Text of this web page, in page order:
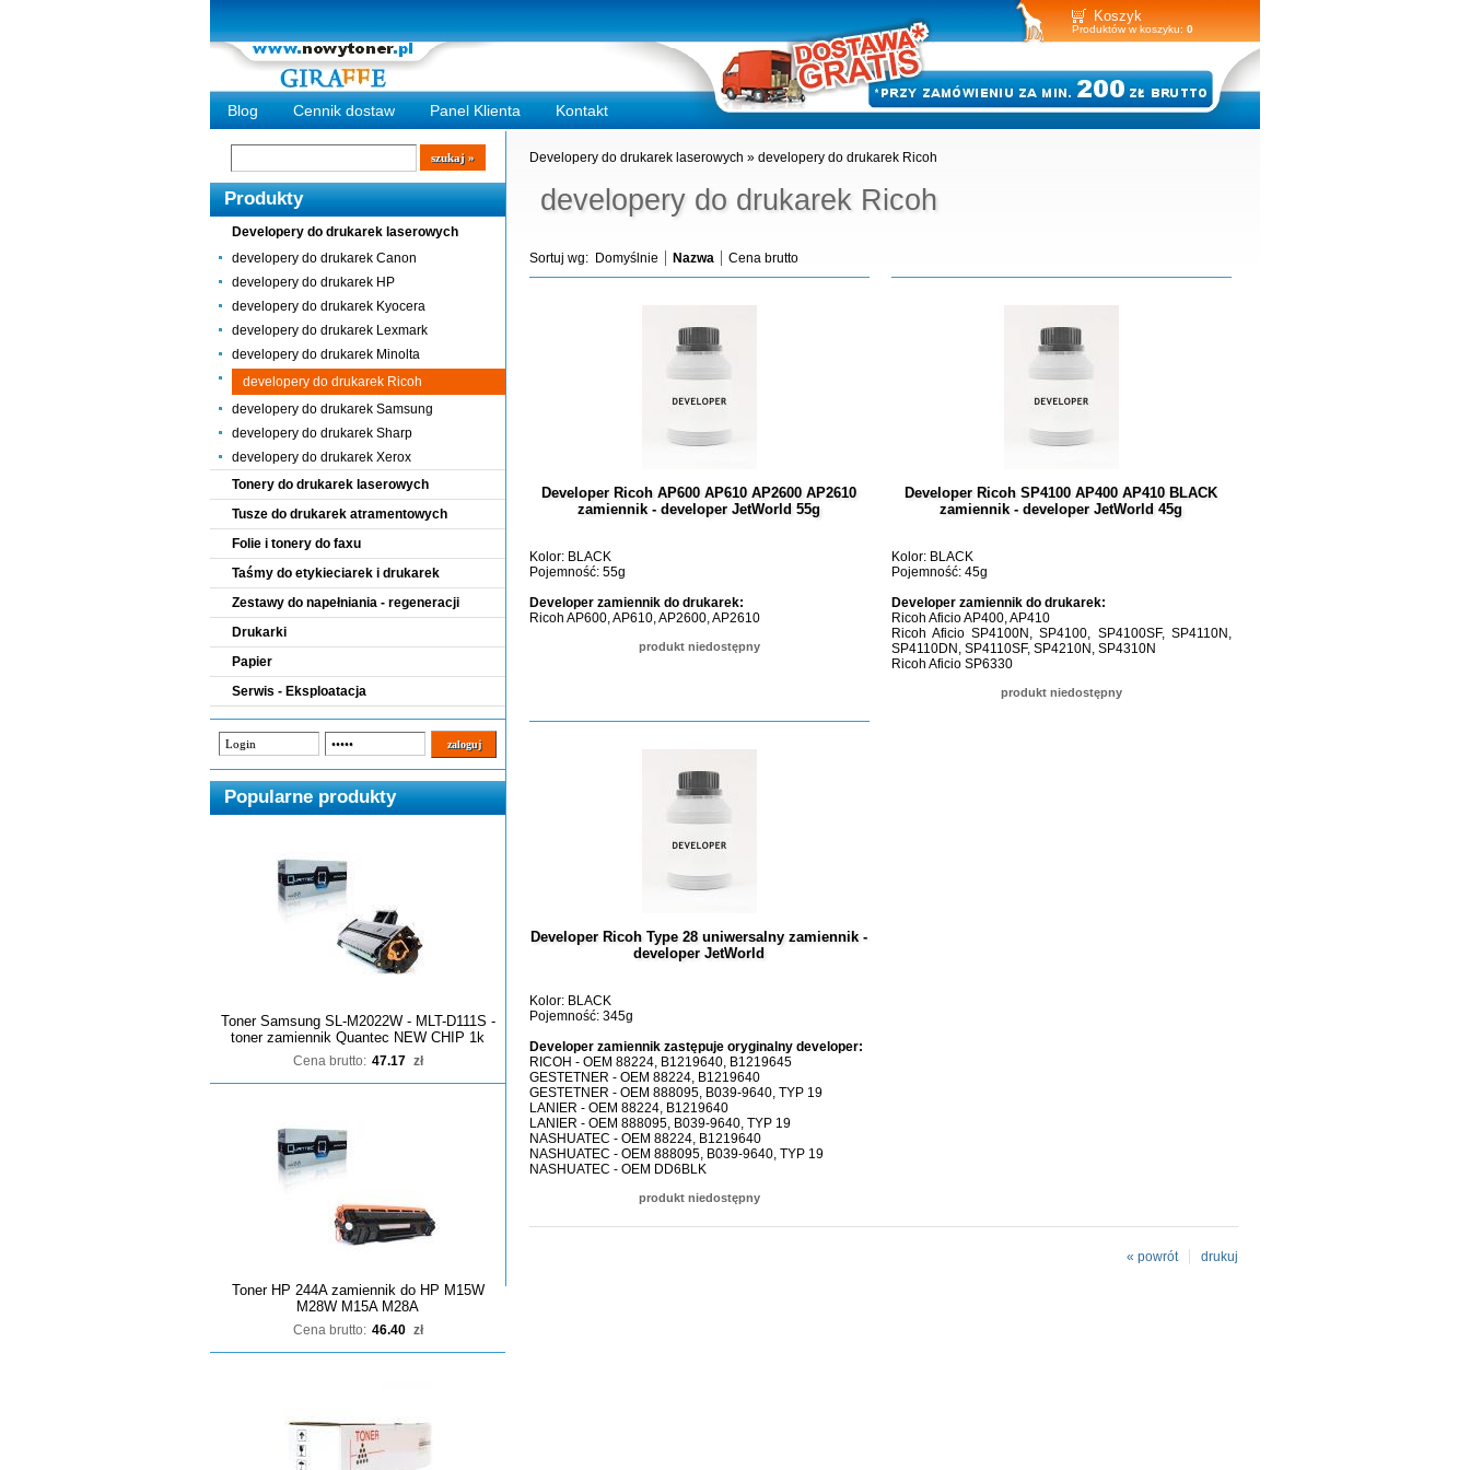
Koszyk
Produktów w koszyku: 0
Blog Cennik dostaw Panel Klienta Kontakt
Wyszukiwarka
szukaj
Produkty
Developery do drukarek laserowych
developery do drukarek Canon
developery do drukarek HP
developery do drukarek Kyocera
developery do drukarek Lexmark
developery do drukarek Minolta
developery do drukarek Ricoh
developery do drukarek Samsung
developery do drukarek Sharp
developery do drukarek Xerox
Tonery do drukarek laserowych
Tusze do drukarek atramentowych
Folie i tonery do faxu
Taśmy do etykieciarek i drukarek
Zestawy do napełniania - regeneracji
Drukarki
Papier
Serwis - Eksploatacja
Popularne produkty
Toner Samsung SL-M2022W - MLT-D111S -
toner zamiennik Quantec NEW CHIP 1k
Cena brutto: 47.17 zł
Toner HP 244A zamiennik do HP M15W
M28W M15A M28A
Cena brutto: 46.40 zł
developery do drukarek Ricoh
Developery do drukarek laserowych » developery do drukarek Ricoh
Sortuj wg: Domyślnie Nazwa Cena brutto
Developer Ricoh AP600 AP610 AP2600 AP2610
zamiennik - developer JetWorld 55g
Kolor: BLACK
Pojemność: 55g
Developer zamiennik do drukarek:
Ricoh AP600, AP610, AP2600, AP2610
produkt niedostępny
Developer Ricoh SP4100 AP400 AP410 BLACK
zamiennik - developer JetWorld 45g
Kolor: BLACK
Pojemność: 45g
Developer zamiennik do drukarek:
Ricoh Aficio AP400, AP410
Ricoh Aficio SP4100N, SP4100, SP4100SF, SP4110N,
SP4110DN, SP4110SF, SP4210N, SP4310N
Ricoh Aficio SP6330
produkt niedostępny
Developer Ricoh Type 28 uniwersalny zamiennik -
developer JetWorld
Kolor: BLACK
Pojemność: 345g
Developer zamiennik zastępuje oryginalny developer:
RICOH - OEM 88224, B1219640, B1219645
GESTETNER - OEM 88224, B1219640
GESTETNER - OEM 888095, B039-9640, TYP 19
LANIER - OEM 88224, B1219640
LANIER - OEM 888095, B039-9640, TYP 19
NASHUATEC - OEM 88224, B1219640
NASHUATEC - OEM 888095, B039-9640, TYP 19
NASHUATEC - OEM DD6BLK
produkt niedostępny
drukuj
« powrót